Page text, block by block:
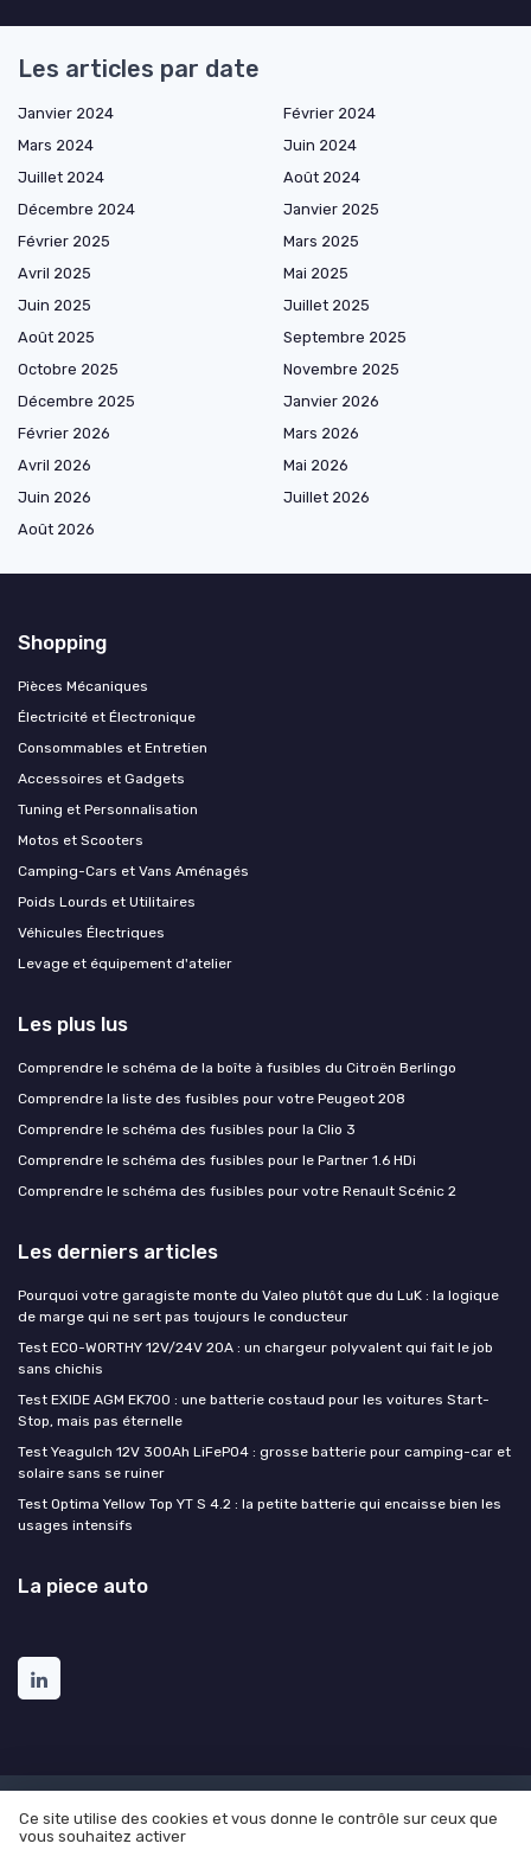
Les articles par date
Janvier 2024
Février 2024
Mars 2024
Juin 2024
Juillet 2024
Août 2024
Décembre 2024
Janvier 2025
Février 2025
Mars 2025
Avril 2025
Mai 2025
Juin 2025
Juillet 2025
Août 2025
Septembre 2025
Octobre 2025
Novembre 2025
Décembre 2025
Janvier 2026
Février 2026
Mars 2026
Avril 2026
Mai 2026
Juin 2026
Juillet 2026
Août 2026
Shopping
Pièces Mécaniques
Électricité et Électronique
Consommables et Entretien
Accessoires et Gadgets
Tuning et Personnalisation
Motos et Scooters
Camping-Cars et Vans Aménagés
Poids Lourds et Utilitaires
Véhicules Électriques
Levage et équipement d'atelier
Les plus lus
Comprendre le schéma de la boîte à fusibles du Citroën Berlingo
Comprendre la liste des fusibles pour votre Peugeot 208
Comprendre le schéma des fusibles pour la Clio 3
Comprendre le schéma des fusibles pour le Partner 1.6 HDi
Comprendre le schéma des fusibles pour votre Renault Scénic 2
Les derniers articles
Pourquoi votre garagiste monte du Valeo plutôt que du LuK : la logique
de marge qui ne sert pas toujours le conducteur
Test ECO-WORTHY 12V/24V 20A : un chargeur polyvalent qui fait le job
sans chichis
Test EXIDE AGM EK700 : une batterie costaud pour les voitures Start-
Stop, mais pas éternelle
Test Yeagulch 12V 300Ah LiFePO4 : grosse batterie pour camping-car et
solaire sans se ruiner
Test Optima Yellow Top YT S 4.2 : la petite batterie qui encaisse bien les
usages intensifs
La piece auto
Mentions légales
Politique de confidentialité
Ce site utilise des cookies et vous donne le contrôle sur ceux que
vous souhaitez activer